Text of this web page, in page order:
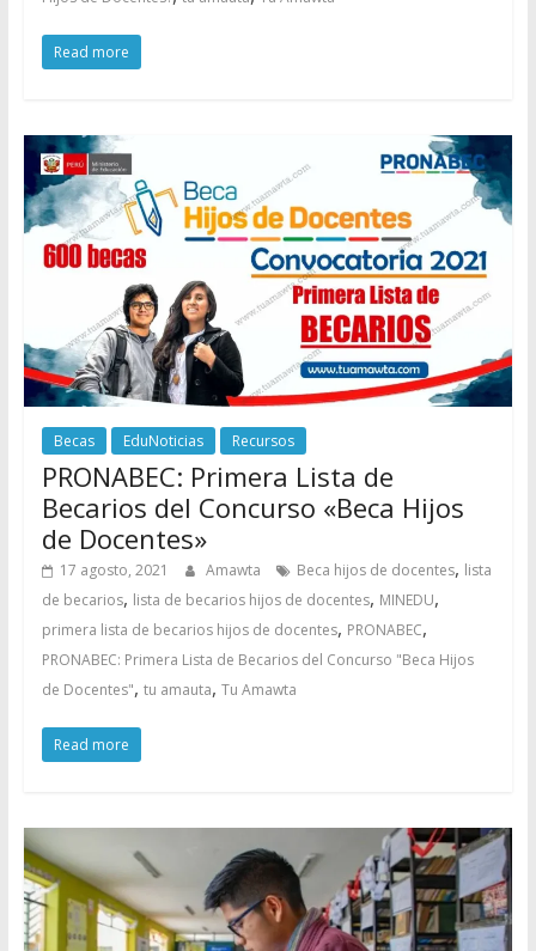
Read more
Becas EduNoticias Recursos
PRONABEC: Primera Lista de
Becarios del Concurso «Beca Hijos
de Docentes»
17 agosto, 2021 Amawta Beca hijos de docentes, lista
de becarios, lista de becarios hijos de docentes, MINEDU,
primera lista de becarios hijos de docentes, PRONABEC,
PRONABEC: Primera Lista de Becarios del Concurso "Beca Hijos
de Docentes", tu amauta, Tu Amawta
Read more